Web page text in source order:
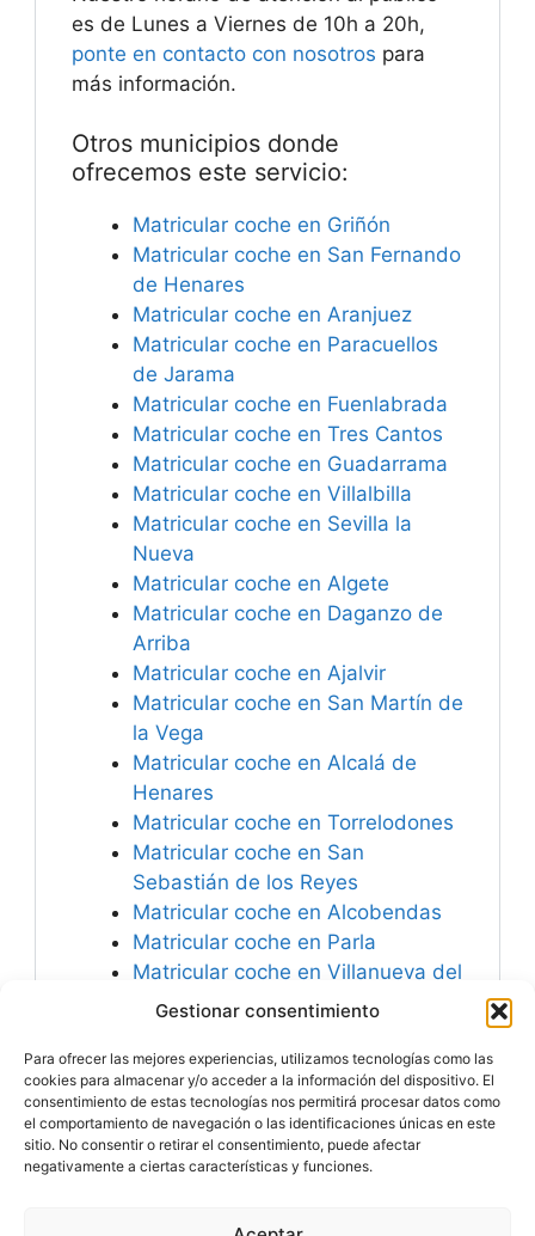
Gestionar consentimiento
Para ofrecer las mejores experiencias, utilizamos tecnologías como las
cookies para almacenar y/o acceder a la información del dispositivo. El
consentimiento de estas tecnologías nos permitirá procesar datos como
el comportamiento de navegación o las identificaciones únicas en este
sitio. No consentir o retirar el consentimiento, puede afectar
negativamente a ciertas características y funciones.
es de Lunes a Viernes de 10h a 20h,
ponte en contacto con nosotros para
más información.
Otros municipios donde
ofrecemos este servicio:
Matricular coche en Griñón
Matricular coche en San Fernando
de Henares
Matricular coche en Aranjuez
Matricular coche en Paracuellos
de Jarama
Matricular coche en Fuenlabrada
Matricular coche en Tres Cantos
Matricular coche en Guadarrama
Matricular coche en Villalbilla
Matricular coche en Sevilla la
Nueva
Matricular coche en Algete
Matricular coche en Daganzo de
Arriba
Matricular coche en Ajalvir
Matricular coche en San Martín de
la Vega
Matricular coche en Alcalá de
Henares
Matricular coche en Torrelodones
Matricular coche en San
Sebastián de los Reyes
Matricular coche en Alcobendas
Matricular coche en Parla
Matricular coche en Villanueva del
Pardillo
Viejo
Importación.